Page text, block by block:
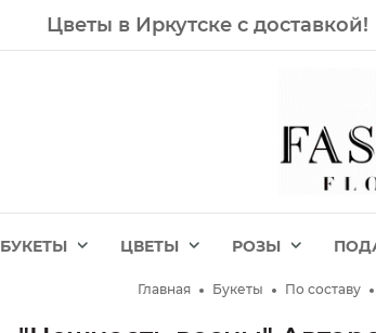
Цветы в Иркутске с доставкой!
БУКЕТЫ ЦВЕТЫ РОЗЫ
Главная Букеты По составу